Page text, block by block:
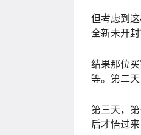
但考虑到
全新未开封
结果那位
等。第二
第三天，
后才悟过